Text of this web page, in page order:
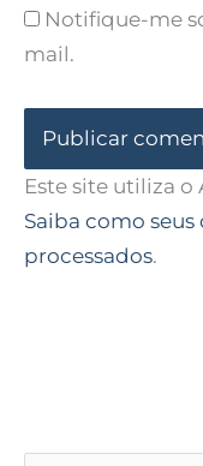
Notifique-me
mail.
Este site utiliza
Saiba como
processados.